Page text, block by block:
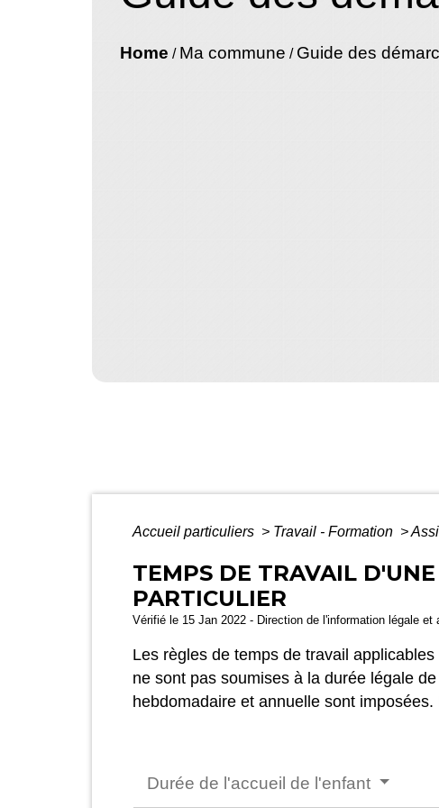
Home / Ma commune / Guide des
Accueil particuliers > Travail - Formation >
TEMPS DE TRAVAIL
PARTICULIER
Vérifié le 15 Jan 2022 - Direction de l'information légale
Les règles de temps de travail
ne sont pas soumises à la durée légale
hebdomadaire et annuelle sont
Durée de l'accueil de l'enfant